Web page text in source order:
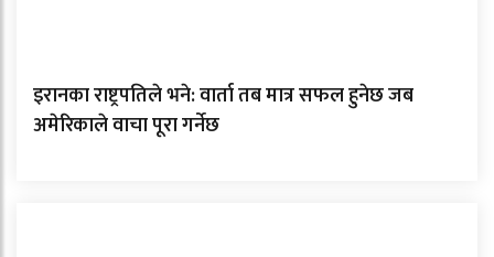
इरानका राष्ट्रपतिले भने: वार्ता तब मात्र सफल हुनेछ जब
अमेरिकाले वाचा पूरा गर्नेछ